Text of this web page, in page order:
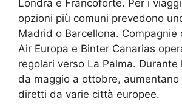
Londra e Francoforte. Per i
opzioni più comuni prevedono
Madrid o Barcellona. Compagnie
Air Europa e Binter Canarias
regolari verso La Palma. Durante
da maggio a ottobre, aumentano
diretti da varie città europee.